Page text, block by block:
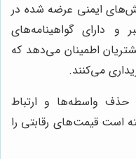
ایمنی عرضه شده در
و دارای گواهینامه‌های
اطمینان می‌دهد که
می‌کنند.
حذف واسطه‌ها و ارتباط
است قیمت‌های رقابتی را